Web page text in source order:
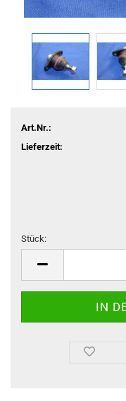
Art.Nr.:
Lieferzeit:
Stück: